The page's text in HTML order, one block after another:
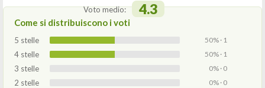
Voto medio: 4.3
Come si distribuiscono i voti
5 stelle 50% · 1
4 stelle 50% · 1
3 stelle 0% · 0
2 stelle 0% · 0